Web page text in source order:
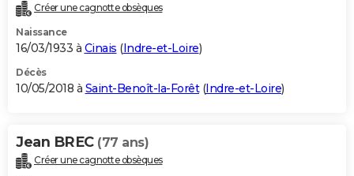
Créer une cagnotte obsèques
Naissance
16/03/1933 à Cinais (Indre-et-Loire)
Décès
10/05/2018 à Saint-Benoît-la-Forêt(Indre-et-Loire)
Jean BREC (77 ans)
Créer une cagnotte obsèques